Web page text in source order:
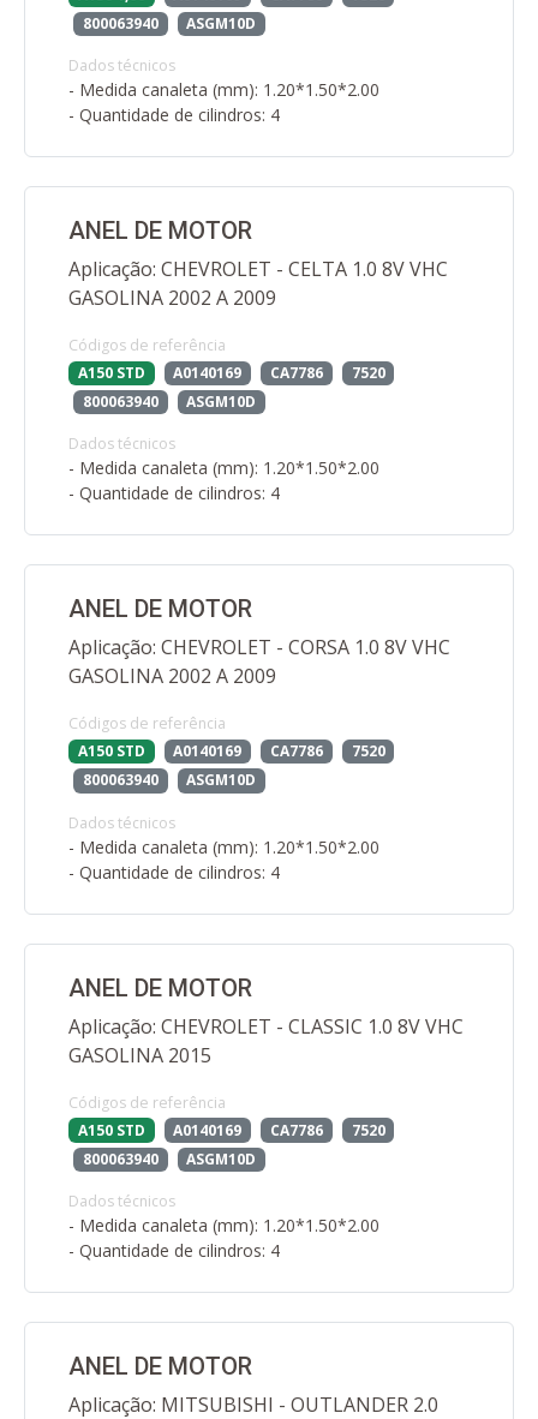
800063940
ASGM10D
Dados técnicos
- Medida canaleta (mm): 1.20*1.50*2.00
- Quantidade de cilindros: 4
ANEL DE MOTOR
Aplicação: CHEVROLET - CELTA 1.0 8V VHC
GASOLINA 2002 A 2009
Códigos de referência
A150 STD
A0140169 CA7786
7520
800063940
ASGM10D
Dados técnicos
- Medida canaleta (mm): 1.20*1.50*2.00
- Quantidade de cilindros: 4
ANEL DE MOTOR
Aplicação: CHEVROLET - CORSA 1.0 8V VHC
GASOLINA 2002 A 2009
Códigos de referência
A150 STD
A0140169 CA7786
7520
800063940
ASGM10D
Dados técnicos
- Medida canaleta (mm): 1.20*1.50*2.00
- Quantidade de cilindros: 4
ANEL DE MOTOR
Aplicação: CHEVROLET - CLASSIC 1.0 8V VHC
GASOLINA 2015
Códigos de referência
A150 STD
A0140169 CA7786
7520
800063940
ASGM10D
Dados técnicos
- Medida canaleta (mm): 1.20*1.50*2.00
- Quantidade de cilindros: 4
ANEL DE MOTOR
Aplicação: MITSUBISHI - OUTLANDER 2.0